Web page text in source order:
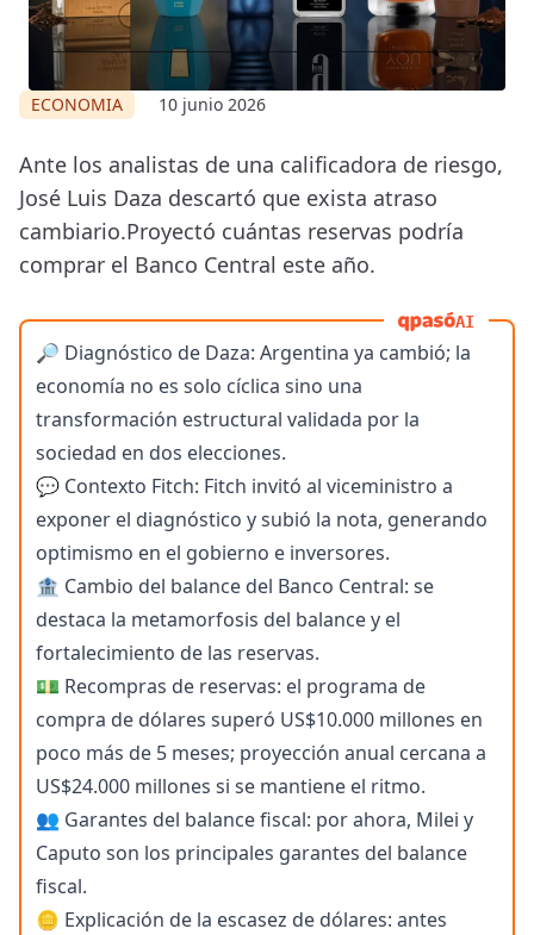
ECONOMIA 10 junio 2026
Ante los analistas de una calificadora de riesgo,
José Luis Daza descartó que exista atraso
cambiario.Proyectó cuántas reservas podría
comprar el Banco Central este año.
AI
🔎 Diagnóstico de Daza: Argentina ya cambió; la
economía no es solo cíclica sino una
transformación estructural validada por la
sociedad en dos elecciones.
💬 Contexto Fitch: Fitch invitó al viceministro a
exponer el diagnóstico y subió la nota, generando
optimismo en el gobierno e inversores.
🏦 Cambio del balance del Banco Central: se
destaca la metamorfosis del balance y el
fortalecimiento de las reservas.
💵 Recompras de reservas: el programa de
compra de dólares superó US$10.000 millones en
poco más de 5 meses; proyección anual cercana a
US$24.000 millones si se mantiene el ritmo.
👥 Garantes del balance fiscal: por ahora, Milei y
Caputo son los principales garantes del balance
fiscal.
🪙 Explicación de la escasez de dólares: antes